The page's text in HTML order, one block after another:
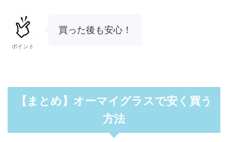
ポイント
買った後も安心！
【まとめ】オーマイグラスで安く買う
方法